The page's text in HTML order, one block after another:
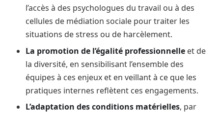
l’accès à des psychologues du travail ou à des
cellules de médiation sociale pour traiter les
situations de stress ou de harcèlement.
La promotion de l’égalité professionnelle et de
la diversité, en sensibilisant l’ensemble des
équipes à ces enjeux et en veillant à ce que les
pratiques internes reflètent ces engagements.
L’adaptation des conditions matérielles, par